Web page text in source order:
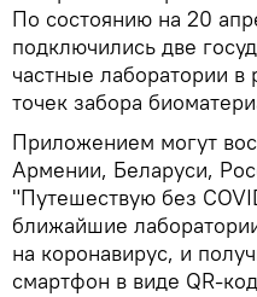
По состоянию на 20
подключились две
частные лаборатории
точек забора
Приложением могут
Армении, Беларуси,
"Путешествую без
ближайшие
на коронавирус, и
смартфон в виде QR-